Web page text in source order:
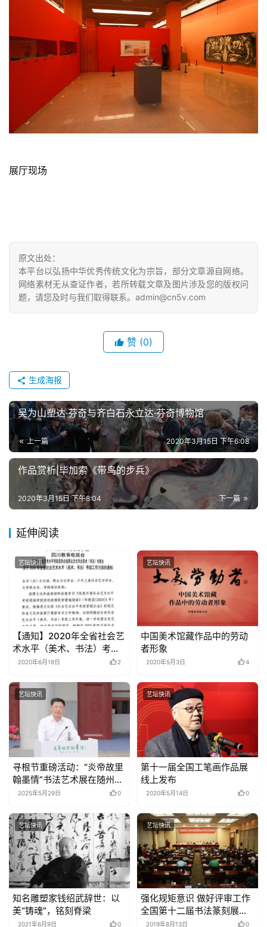
展厅现场
原文出处：
本平台以弘扬中华优秀传统文化为宗旨，部分文章源自网络。
网络素材无从查证作者，若所转载文章及图片涉及您的版权问
题，请您及时与我们取得联系。admin@cn5v.com
赞 (0)
生成海报
吴为山塑达·芬奇与齐白石永立达·芬奇博物馆
上一篇 2020年3月15日 下午6:08
作品赏析|毕加索《带鸟的步兵》
下一篇
2020年3月15日 下午8:04
延伸阅读
艺坛快讯
【通知】2020年全省社会艺
术水平（美术、书法）考级
工作方案
2020年6月18日 2
艺坛快讯
中国美术馆藏作品中的劳动
者形象
2020年5月3日 4
艺坛快讯
寻根节重磅活动：“炎帝故里
翰墨情”书法艺术展在随州开
幕 湖北省书法院 2025年05
2025年5月29日 0
艺坛快讯
第十一届全国工笔画作品展
线上发布
2020年5月14日 0
艺坛快讯
知名雕塑家钱绍武辞世：以
美“铸魂”，铭刻脊梁
2021年6月9日 0
艺坛快讯
强化规矩意识 做好评审工作
全国第十二届书法篆刻展览
评审预备会在宝鸡举行 –
2019年8月13日 0